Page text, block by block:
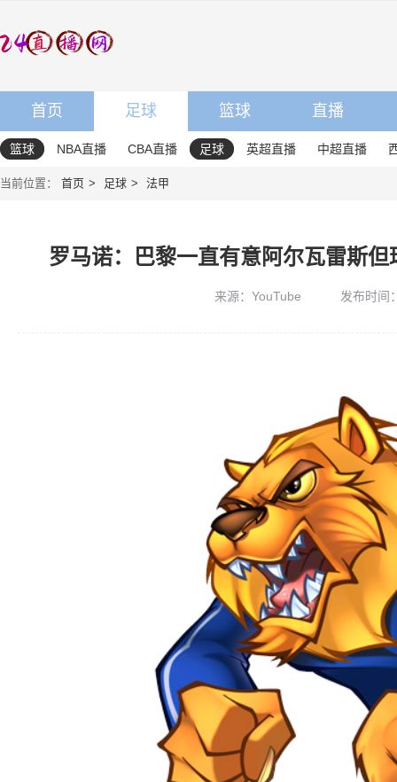
首页 足球 篮球 直播
篮球 NBA直播 CBA直播 足球 英超直播 中超直播
当前位置： 首页 足球 法甲
罗马诺：巴黎一直有意阿尔瓦雷斯
来源：YouTube 发布时间